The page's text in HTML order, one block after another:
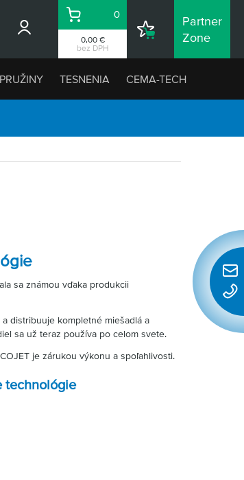
0,00 €
bez DPH
Košík
0
Nákupný
Partner
Zone
PRUŽINY TESNENIA CEMA-TECH
sa známou vďaka produkcii
distribuuje kompletné miešadlá a
sa už teraz používa po celom svete.
je zárukou výkonu a spoľahlivosti.
technológie